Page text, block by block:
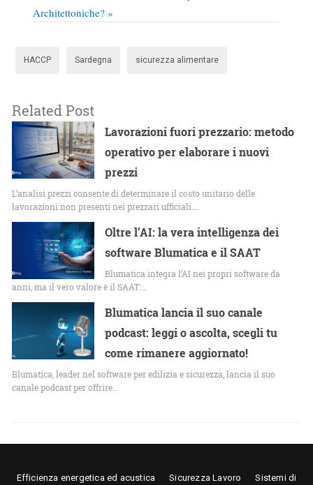
Architettoniche? »
HACCP Sardegna sicurezza alimentare
Related Post
Lavorazioni fuori prezzario: metodo
operativo per elaborare i nuovi
prezzi
L’analisi prezzi consente di determinare il costo unitario delle
lavorazioni non presenti nei prezzari ufficiali.…
Oltre l’AI: la vera intelligenza dei
software Blumatica e il SAAT
Blumatica integra l’AI nei propri software da
anni, ma il vero valore è il SAAT:…
Blumatica lancia il suo canale
podcast: leggi o ascolta, scegli tu
come rimanere aggiornato!
Blumatica, leader nel software per edilizia e sicurezza, lancia il suo
canale podcast per offrire…
Efficienza energetica ed acustica Sicurezza Lavoro Sistemi di